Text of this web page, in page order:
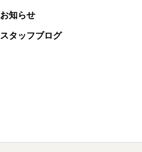
お知らせ
スタッフブログ